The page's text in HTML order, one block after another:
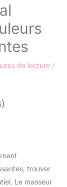
de lecture /
trouver
Le masseur